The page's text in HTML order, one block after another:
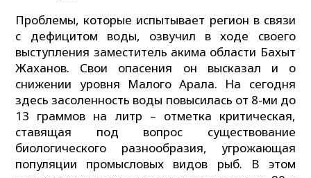
Проблемы, которые испытывает регион в связи
с дефицитом воды, озвучил в ходе своего
выступления заместитель акима области Бахыт
Жаханов. Свои опасения он высказал и о
снижении уровня Малого Арала. На сегодня
здесь засоленность воды повысилась от 8-ми до
13 граммов на литр – отметка критическая,
ставящая под вопрос существование
биологического разнообразия, угрожающая
популяции промысловых видов рыб. В этом